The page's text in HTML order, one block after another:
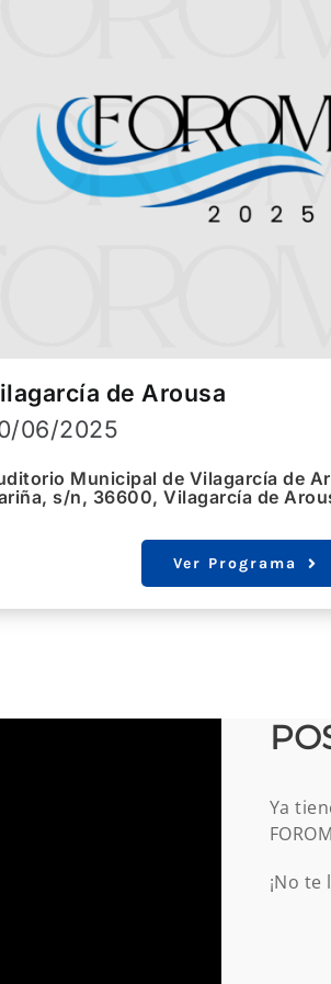
de Arousa
06/2025
Municipal de Vilagarcía de
s/n, 36600, Vilagarcía de
Ver Programa
Ya
¡No